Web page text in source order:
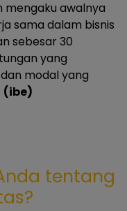
awalnya
sama dalam bisnis
sebesar 30
yang
modal yang
(ibe)
tentang